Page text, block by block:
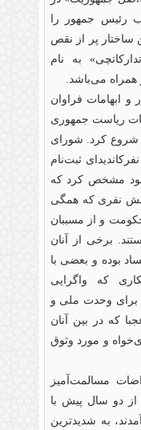
رئیس جمهور را
ساختار پر از نقص
به نام
همراه می‌باشد.
ابهامات فراوان
ریاست جمهوری
شروع کرد. شورای
ثبت‌نام
مشخص کرد که
شش نفری که همگی
و از مسببان
برخی از آنان
بوده و بعضی با
که واگرایی
برای وحدت ملی و
که در بین آنان
و مورد وثوق
مسالمت‌آمیز
از دو سال پیش با
به شدیدترین